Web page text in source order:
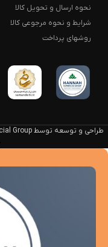
نحوه ارسال و تحویل کالا
شرایط و نحوه مرجوعی کالا
روشهای پرداخت